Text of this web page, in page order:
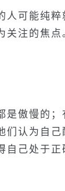
人可能纯
注的焦
是傲慢的
们认为自
自己处于